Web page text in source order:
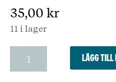
35,00 kr
11 i lager
kort,
Flower
Lägg till